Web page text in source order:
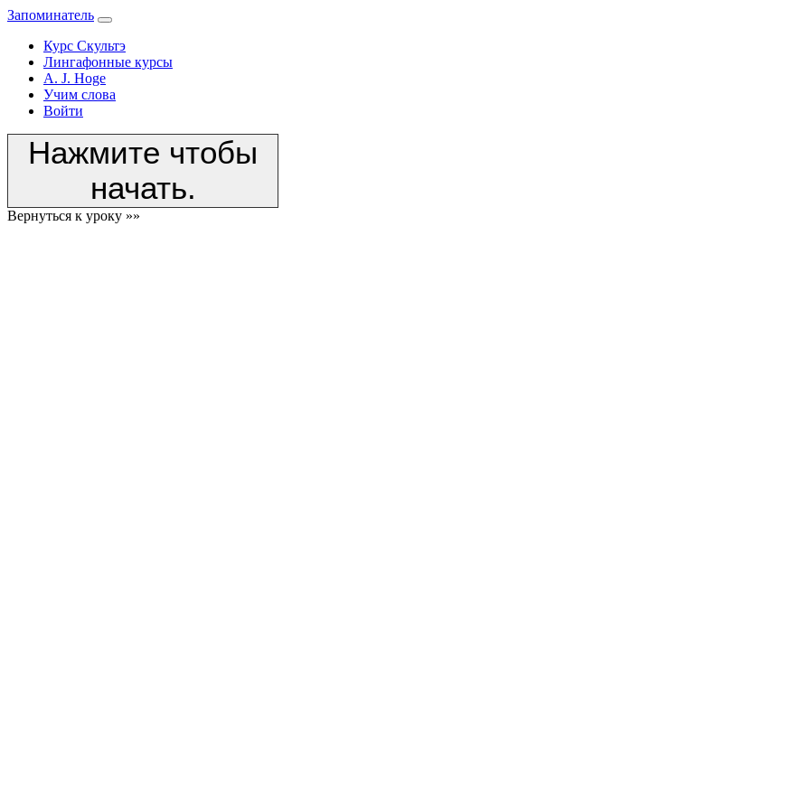
Запоминатель
Курс Скультэ
Лингафонные курсы
A. J. Hoge
Учим слова
Войти
Нажмите чтобы
начать.
Вернуться к уроку »»